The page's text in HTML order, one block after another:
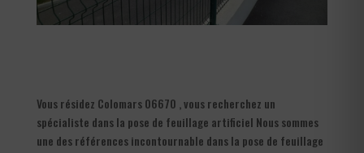
Vous résidez Colomars 06670 , vous recherchez un
spécialiste dans la pose de feuillage artificiel Nous sommes
une des références incontournable dans la pose de feuillage